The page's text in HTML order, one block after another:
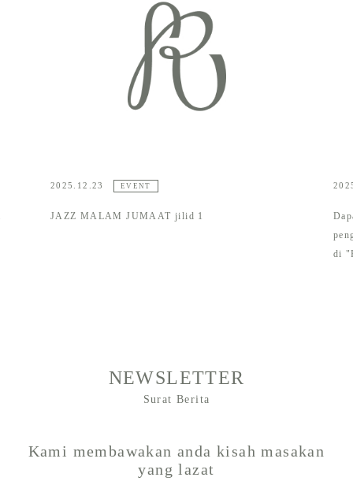
2025.12.23 EVENT
JAZZ MALAM JUMAAT jilid 1
di
NEWSLETTER
Surat Berita
Kami membawakan anda kisah masakan
yang lazat